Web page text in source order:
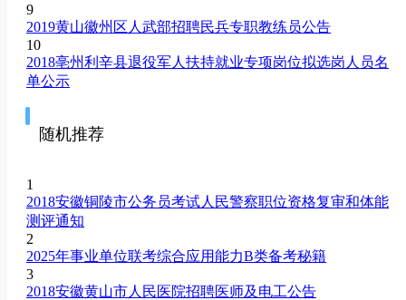
9
2019黄山徽州区人武部招聘民兵专职教练员公告
10
2018亳州利辛县退役军人扶持就业专项岗位拟选岗人员名
单公示
随机推荐
1
2018安徽铜陵市公务员考试人民警察职位资格复审和体能
测评通知
2
2025年事业单位联考综合应用能力B类备考秘籍
3
2018安徽黄山市人民医院招聘医师及电工公告